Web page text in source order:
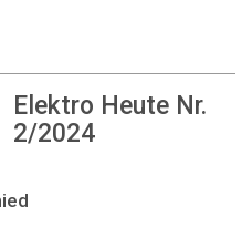
Elektro Heute Nr.
2/2024